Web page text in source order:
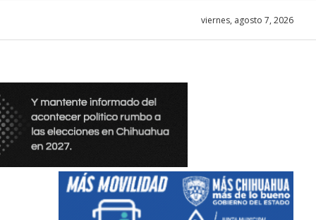
viernes, agosto 7, 2026